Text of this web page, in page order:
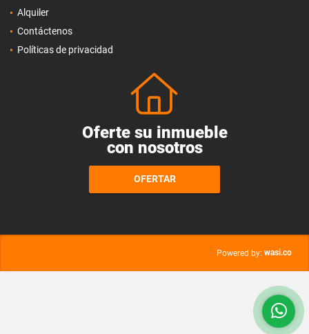
Alquiler
Contáctenos
Políticas de privacidad
Oferte su inmueble
con nosotros
OFERTAR
Powered by: wasi.co